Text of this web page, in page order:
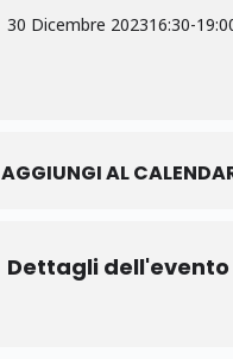
30 Dicembre 202316:30-
AGGIUNGI AL
Dettagli dell'evento